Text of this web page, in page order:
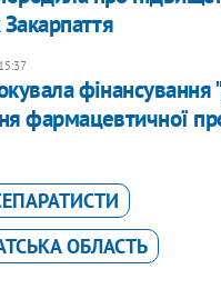
Закарпаття
фармацевтичної
ОБЛАСТЬ